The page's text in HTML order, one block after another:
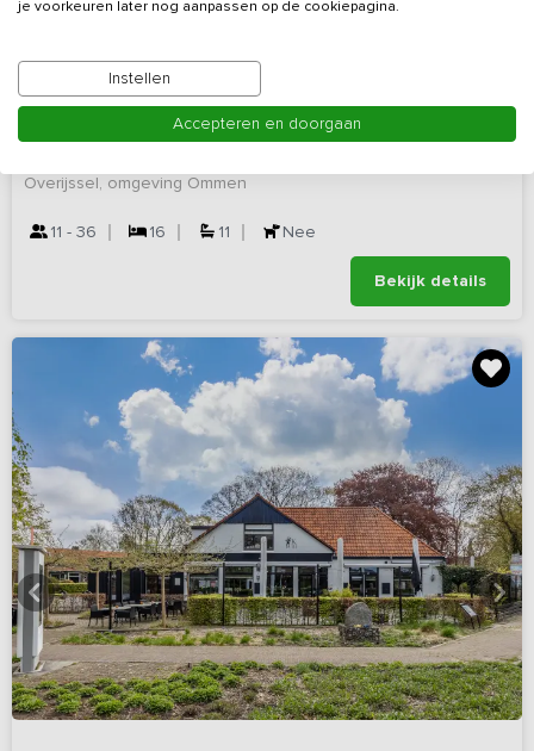
Virtuele rondleiding
Exclusieve luxe familie accommodatie in
Overijssel, omgeving Ommen
11 - 36 16 11 Nee
Bekijk details
je voorkeuren later nog aanpassen op de cookiepagina.
Instellen
Accepteren en doorgaan